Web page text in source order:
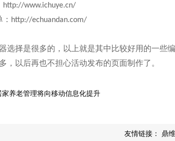
http://www.ichuye.cn/
http://echuandan.com/
选择是很多的，以上就是其中比较好用的一些
，以后再也不担心活动发布的页面制作了。
家养老管理将向移动信息化提升
友情链接： 鼎